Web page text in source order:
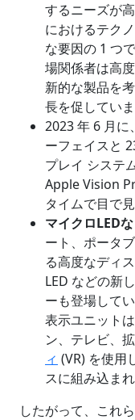
するニーズが
におけるテク
な要因の 1 つ
場関係者は高
新的な製品を
長を促していま
2023 年 6 月に
ーフェイスと
プレイ システ
Apple Vision
タイムで目で
マイクロLED
ート、ポータ
る高度なディ
LED などの新
ーも登場して
表示ユニット
ン、テレビ、
ィ (VR) を使用
スに組み込ま
したがって、これ